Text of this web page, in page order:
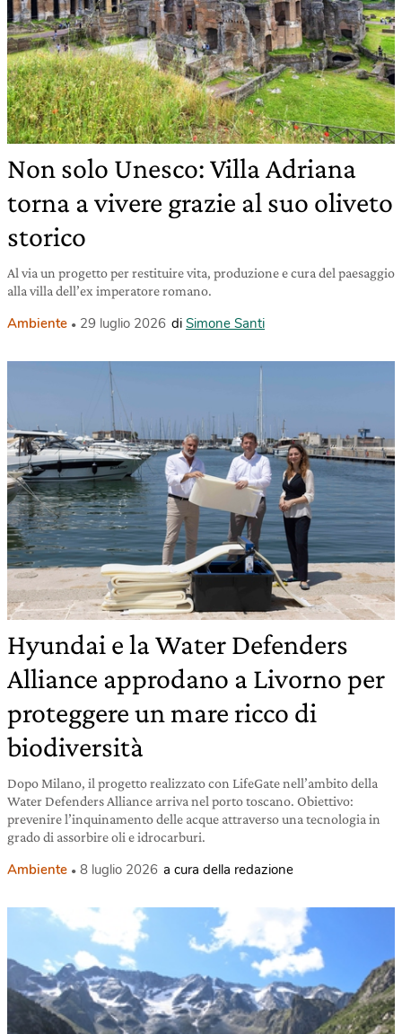
Non solo Unesco: Villa Adriana
torna a vivere grazie al suo oliveto
storico
Al via un progetto per restituire vita, produzione e cura del paesaggio
alla villa dell’ex imperatore romano.
Ambiente 29 luglio 2026 di Simone Santi
Hyundai e la Water Defenders
Alliance approdano a Livorno per
proteggere un mare ricco di
biodiversità
Dopo Milano, il progetto realizzato con LifeGate nell’ambito della
Water Defenders Alliance arriva nel porto toscano. Obiettivo:
prevenire l’inquinamento delle acque attraverso una tecnologia in
grado di assorbire oli e idrocarburi.
Ambiente 8 luglio 2026 a cura della redazione